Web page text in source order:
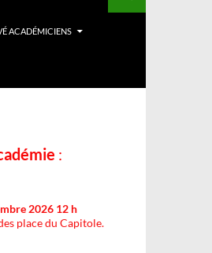
ACADÉMICIENS
:
2026 12 h
place du Capitole.